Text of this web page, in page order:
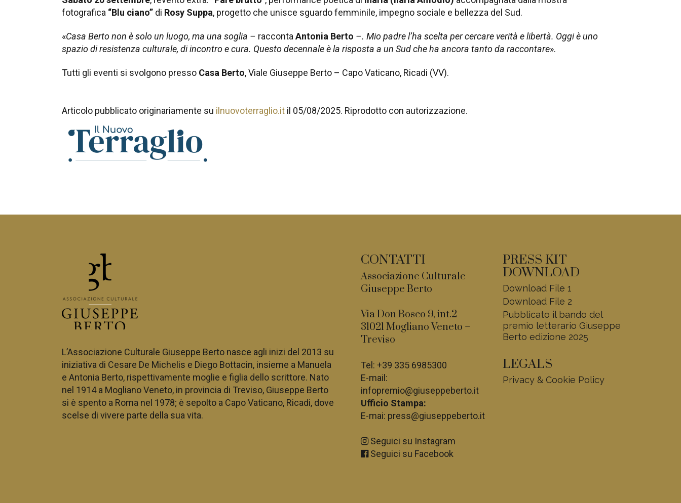
fotografica “Blu ciano” di Rosy Suppa, progetto che unisce sguardo femminile, impegno sociale e bellezza del Sud.
«Casa Berto non è solo un luogo, ma una soglia – racconta Antonia Berto –. Mio padre l’ha scelta per cercare verità e libertà. Oggi è uno
spazio di resistenza culturale, di incontro e cura. Questo decennale è la risposta a un Sud che ha ancora tanto da raccontare».
Tutti gli eventi si svolgono presso Casa Berto, Viale Giuseppe Berto – Capo Vaticano, Ricadi (VV).
Articolo pubblicato originariamente su ilnuovoterraglio.it il 05/08/2025. Riprodotto con autorizzazione.
L’Associazione Culturale Giuseppe Berto nasce agli inizi del 2013 su
iniziativa di Cesare De Michelis e Diego Bottacin, insieme a Manuela
e Antonia Berto, rispettivamente moglie e figlia dello scrittore. Nato
nel 1914a Mogliano Veneto, in provincia di Treviso, Giuseppe Berto
si è spento a Roma nel 1978; è sepolto a Capo Vaticano, Ricadi, dove
scelse di vivere parte della sua vita.
CONTATTI
Associazione Culturale
Giuseppe Berto
Via Don Bosco 9, int.2
31021 Mogliano Veneto –
Treviso
Tel: +39 335 6985300
E-mail:
infopremio@giuseppeberto.it
Ufficio Stampa:
E-mai: press@giuseppeberto.it
Seguici su Instagram
Seguici su Facebook
PRESS KIT
DOWNLOAD
Download File 1
Download File 2
Pubblicato il bando del
premio letterario Giuseppe
Berto edizione 2025
LEGALS
Privacy & Cookie Policy